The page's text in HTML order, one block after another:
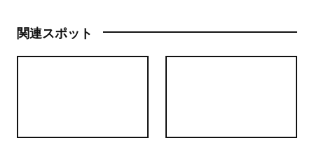
関連スポット